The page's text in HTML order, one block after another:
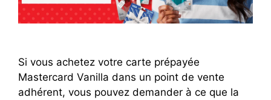
Si vous achetez votre carte prépayée
Mastercard Vanilla dans un point de vente
adhérent, vous pouvez demander à ce que la